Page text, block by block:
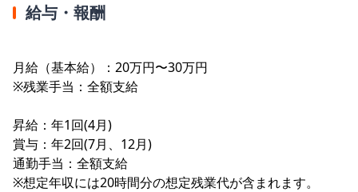
給与・報酬
月給（基本給）：20万円〜30万円
※残業手当：全額支給
昇給：年1回(4月)
賞与：年2回(7月、12月)
通勤手当：全額支給
※想定年収には20時間分の想定残業代が含まれます。